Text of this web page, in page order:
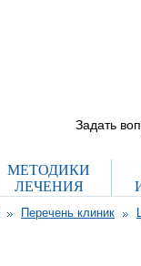
Задать
МЕТОДИКИ
ЛЕЧЕНИЯ
Перечень клиник